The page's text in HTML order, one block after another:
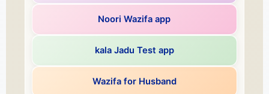
Noori Wazifa app
kala Jadu Test app
Wazifa for Husband